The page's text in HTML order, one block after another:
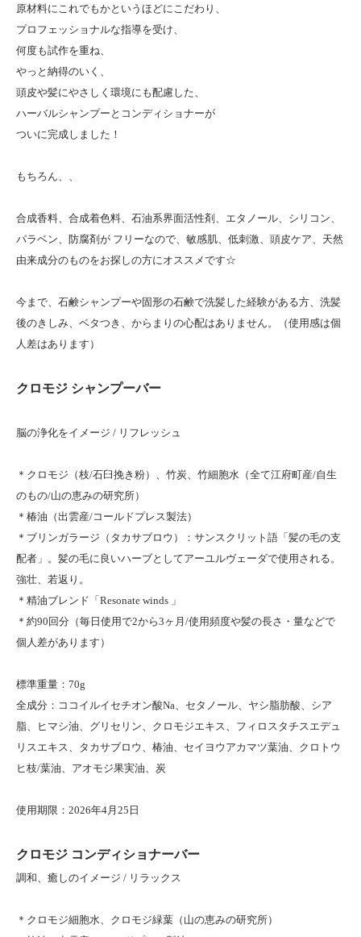
原材料にこれでもかというほどにこだわり、
プロフェッショナルな指導を受け、
何度も試作を重ね、
やっと納得のいく、
頭皮や髪にやさしく環境にも配慮した、
ハーバルシャンプーとコンディショナーが
ついに完成しました！
もちろん、、
合成香料、合成着色料、石油系界面活性剤、エタノール、シリコン、
パラベン、防腐剤が フリーなので、敏感肌、低刺激、頭皮ケア、天然
由来成分のものをお探しの方にオススメです☆
今まで、石鹸シャンプーや固形の石鹸で洗髪した経験がある方、洗髪
後のきしみ、ベタつき、からまりの心配はありません。（使用感は個
人差はあります）
クロモジ シャンプーバー
脳の浄化をイメージ / リフレッシュ
＊クロモジ（枝/石臼挽き粉）、竹炭、竹細胞水（全て江府町産/自生
のもの/山の恵みの研究所）
＊椿油（出雲産/コールドプレス製法）
＊ブリンガラージ（タカサブロウ）：サンスクリット語「髪の毛の支
配者」。髪の毛に良いハーブとしてアーユルヴェーダで使用される。
強壮、若返り。
＊精油ブレンド「Resonate winds 」
＊約90回分（毎日使用で2から3ヶ月/使用頻度や髪の長さ・量などで
個人差があります）
標準重量：70g
全成分：ココイルイセチオン酸Na、セタノール、ヤシ脂肪酸、シア
脂、ヒマシ油、グリセリン、クロモジエキス、フィロスタチスエデュ
リスエキス、タカサブロウ、椿油、セイヨウアカマツ葉油、クロトウ
ヒ枝/葉油、アオモジ果実油、炭
使用期限：2026年4月25日
クロモジ コンディショナーバー
調和、癒しのイメージ / リラックス
＊クロモジ細胞水、クロモジ緑葉（山の恵みの研究所）